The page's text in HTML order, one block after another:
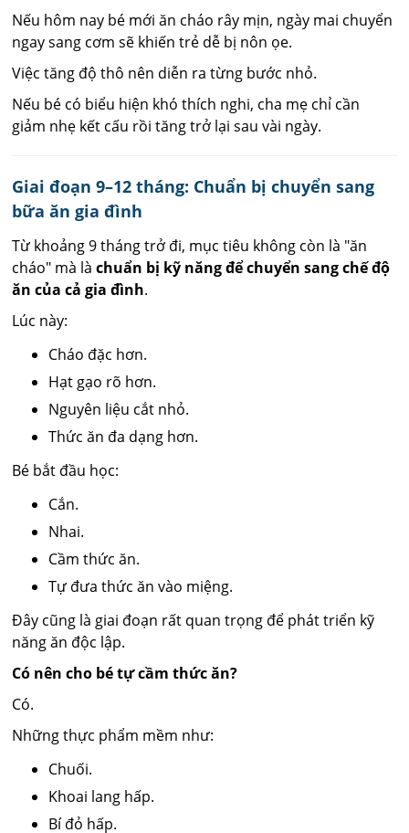
Nếu hôm nay bé mới ăn cháo rây mịn, ngày mai chuyển
ngay sang cơm sẽ khiến trẻ dễ bị nôn ọe.
Việc tăng độ thô nên diễn ra từng bước nhỏ.
Nếu bé có biểu hiện khó thích nghi, cha mẹ chỉ cần
giảm nhẹ kết cấu rồi tăng trở lại sau vài ngày.
Giai đoạn 9–12 tháng: Chuẩn bị chuyển sang
bữa ăn gia đình
Từ khoảng 9 tháng trở đi, mục tiêu không còn là "ăn
cháo" mà làchuẩn bị kỹ năng để chuyển sang chế độ
ăn của cả gia đình.
Lúc này:
Cháo đặc hơn.
Hạt gạo rõ hơn.
Nguyên liệu cắt nhỏ.
Thức ăn đa dạng hơn.
Bé bắt đầu học:
Cắn.
Nhai.
Cầm thức ăn.
Tự đưa thức ăn vào miệng.
Đây cũng là giai đoạn rất quan trọng để phát triển kỹ
năng ăn độc lập.
Có nên cho bé tự cầm thức ăn?
Có.
Những thực phẩm mềm như:
Chuối.
Khoai lang hấp.
Bí đỏ hấp.